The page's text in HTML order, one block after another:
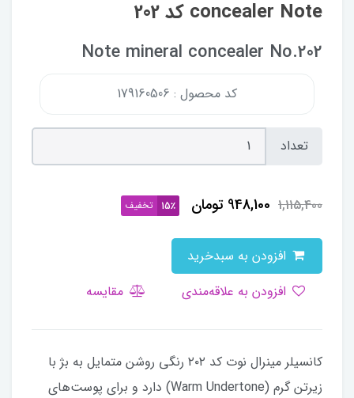
concealer Note کد 202
Note mineral concealer No.202
کد محصول : 179160506
تعداد
1,115,400
948,100 تومان 15٪ تخفیف
مقایسه
کانسیلر مینرال نوت کد ۲۰۲ رنگی روشن متمایل به بژ با
زیرتن گرم (Warm Undertone) دارد و برای پوست‌های